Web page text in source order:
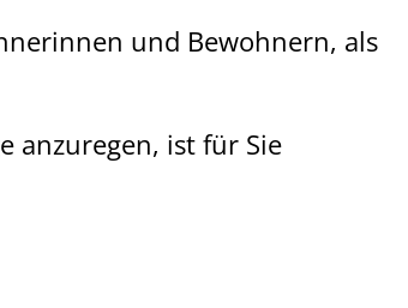
und Bewohnern, als
anzuregen, ist für Sie